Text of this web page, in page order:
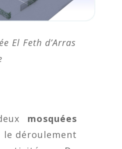
El Feth d’Arras
mosquées
le déroulement